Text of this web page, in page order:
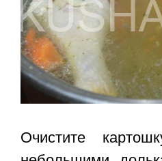
Очистите